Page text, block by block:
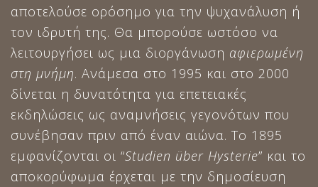
αποτελούσε ορόσημο για την ψυχανάλυση ή
τον ιδρυτή της. Θα μπορούσε ωστόσο να
λειτουργήσει ως μια διοργάνωση αφιερωμένη
στη μνήμη. Ανάμεσα στο 1995 και στο 2000
δίνεται η δυνατότητα για επετειακές
εκδηλώσεις ως αναμνήσεις γεγονότων που
συνέβησαν πριν από έναν αιώνα. Το 1895
εμφανίζονται οι “Studien über Hysterie” και το
αποκορύφωμα έρχεται με την δημοσίευση